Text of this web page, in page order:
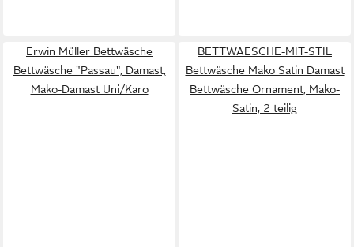
Erwin Müller Bettwäsche
Bettwäsche "Passau", Damast,
Mako-Damast Uni/Karo
BETTWAESCHE-MIT-STIL
Bettwäsche Mako Satin Damast
Bettwäsche Ornament, Mako-
Satin, 2 teilig